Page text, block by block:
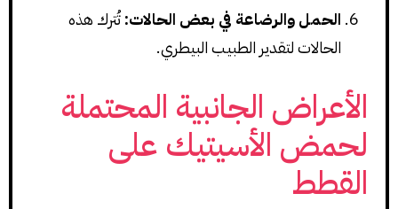
الحمل والرضاعة في بعض الحالات:تُترك هذه
الحالات لتقدير الطبيب البيطري.
الأعراض الجانبية المحتملة
لحمض الأسيتيك على
القطط